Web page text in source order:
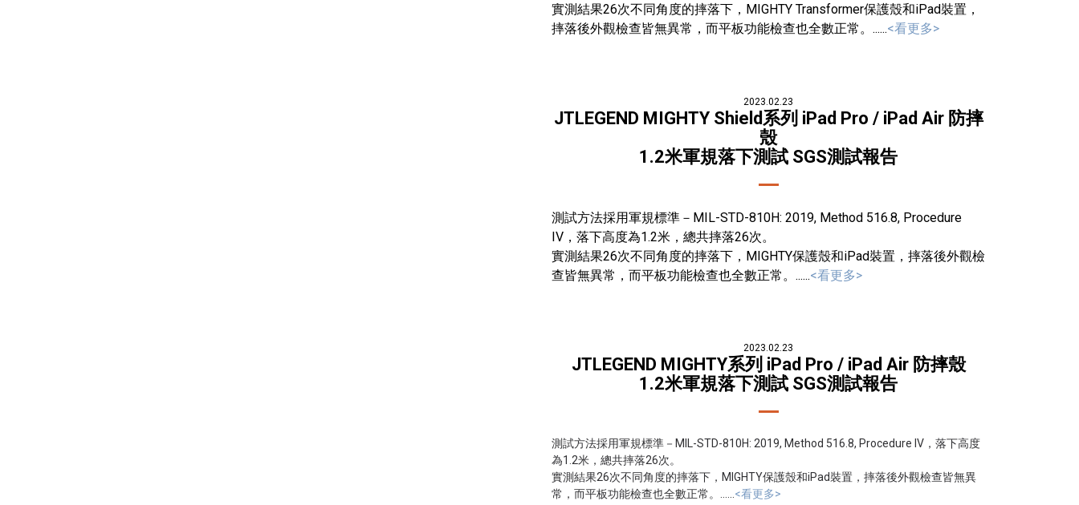
實測結果26次不同角度的摔落下，MIGHTY Transformer保護殼和iPad裝置，
摔落後外觀檢查皆無異常，而平板功能檢查也全數正常。......<看更多>
2023.02.23
JTLEGEND MIGHTY Shield系列 iPad Pro / iPad Air 防摔
殼
1.2米軍規落下測試 SGS測試報告
測試方法採用軍規標準－MIL-STD-810H: 2019, Method 516.8, Procedure
IV，落下高度為1.2米，總共摔落26次。
實測結果26次不同角度的摔落下，MIGHTY保護殼和iPad裝置，摔落後外觀檢
查皆無異常，而平板功能檢查也全數正常。......<看更多>
2023.02.23
JTLEGEND MIGHTY系列 iPad Pro / iPad Air 防摔殼
1.2米軍規落下測試 SGS測試報告
測試方法採用軍規標準－MIL-STD-810H: 2019, Method 516.8, Procedure IV，落下高度
為1.2米，總共摔落26次。
實測結果26次不同角度的摔落下，MIGHTY保護殼和iPad裝置，摔落後外觀檢查皆無異
常，而平板功能檢查也全數正常。......<看更多>